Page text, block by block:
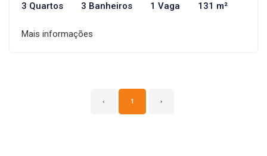
3 Quartos 3 Banheiros 1 Vaga 131 m²
Mais informações
‹ 1 ›